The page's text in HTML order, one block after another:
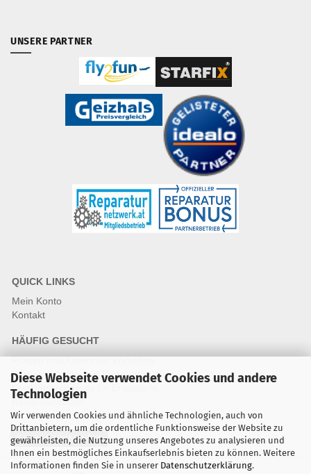
Diese Webseite verwendet Cookies und andere
Technologien
Wir verwenden Cookies und ähnliche Technologien, auch von
Drittanbietern, um die ordentliche Funktionsweise der Website zu
gewährleisten, die Nutzung unseres Angebotes zu analysieren und
Ihnen ein bestmögliches Einkaufserlebnis bieten zu können. Weitere
Informationen finden Sie in unserer Datenschutzerklärung.
UNSERE PARTNER
QUICK LINKS
Mein Konto
Kontakt
HÄUFIG GESUCHT
Fragen und Antworten Webshop
Fragen & Antworten Reparatur
Qualitätsstandards für Ersatzteile
Reparaturablauf
Vertrag widerrufen